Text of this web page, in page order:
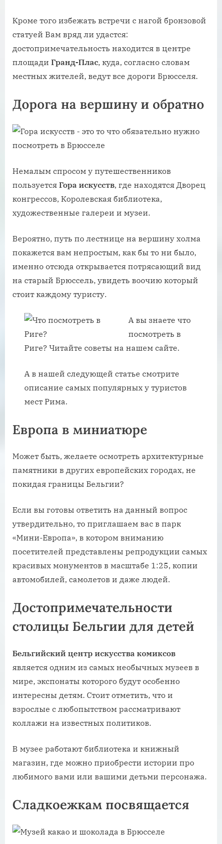
Кроме того избежать встречи с нагой бронзовой
статуей Вам вряд ли удастся:
достопримечательность находится в центре
площади Гранд-Плас, куда, согласно словам
местных жителей, ведут все дороги Брюсселя.
Дорога на вершину и обратно
Немалым спросом у путешественников
пользуется Гора искусств, где находятся Дворец
конгрессов, Королевская библиотека,
художественные галереи и музеи.
Вероятно, путь по лестнице на вершину холма
покажется вам непростым, как бы то ни было,
именно отсюда открывается потрясающий вид
на старый Брюссель, увидеть воочию который
стоит каждому туристу.
А вы знаете что
посмотреть в
Риге? Читайте советы на нашем сайте.
А в нашей следующей статье смотрите
описание самых популярных у туристов
мест Рима.
Европа в миниатюре
Может быть, желаете осмотреть архитектурные
памятники в других европейских городах, не
покидая границы Бельгии?
Если вы готовы ответить на данный вопрос
утвердительно, то приглашаем вас в парк
«Мини-Европа», в котором вниманию
посетителей представлены репродукции самых
красивых монументов в масштабе 1:25, копии
автомобилей, самолетов и даже людей.
Достопримечательности
столицы Бельгии для детей
Бельгийский центр искусства комиксов
является одним из самых необычных музеев в
мире, экспонаты которого будут особенно
интересны детям. Стоит отметить, что и
взрослые с любопытством рассматривают
коллажи на известных политиков.
В музее работают библиотека и книжный
магазин, где можно приобрести истории про
любимого вами или вашими детьми персонажа.
Сладкоежкам посвящается